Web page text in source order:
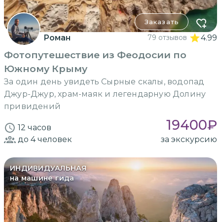
Заказать
Роман 79 отзывов 4.99
Фотопутешествие из Феодосии по
Южному Крыму
За один день увидеть Сырные скалы, водопад
Джур-Джур, храм-маяк и легендарную Долину
привидений
12 часов 19400₽
до 4человек за экскурсию
ИНДИВИДУАЛЬНАЯ
на машине гида